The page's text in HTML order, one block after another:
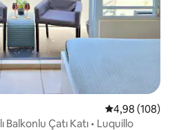
5 üzerinden
4,98 (108)
Balkonlu Çatı Katı • Luquillo